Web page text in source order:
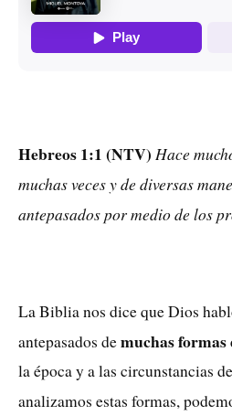
Hebreos 1:1 (NTV) Hace
muchas veces y de diversas
antepasados por medio de los
La Biblia nos dice que Dios
antepasados demuchas
la época y a las circunstancias
analizamos estas formas,